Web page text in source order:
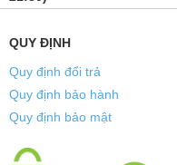
QUY ĐỊNH
Quy định đổi trả
Quy định bảo hành
Quy định bảo mật